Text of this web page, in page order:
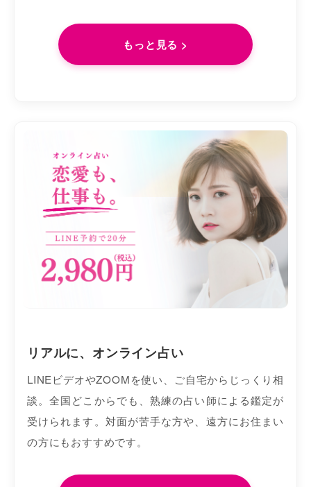
もっと見る >
リアルに、オンライン占い
LINEビデオやZOOMを使い、ご自宅からじっくり相
談。全国どこからでも、熟練の占い師による鑑定が
受けられます。対面が苦手な方や、遠方にお住まい
の方にもおすすめです。